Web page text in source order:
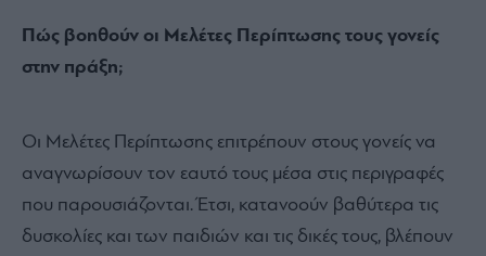
Πώς βοηθούν οι Μελέτες Περίπτωσης τους γονείς
στην πράξη;
Οι Μελέτες Περίπτωσης επιτρέπουν στους γονείς να
αναγνωρίσουν τον εαυτό τους μέσα στις περιγραφές
που παρουσιάζονται. Έτσι, κατανοούν βαθύτερα τις
δυσκολίες και των παιδιών και τις δικές τους, βλέπουν